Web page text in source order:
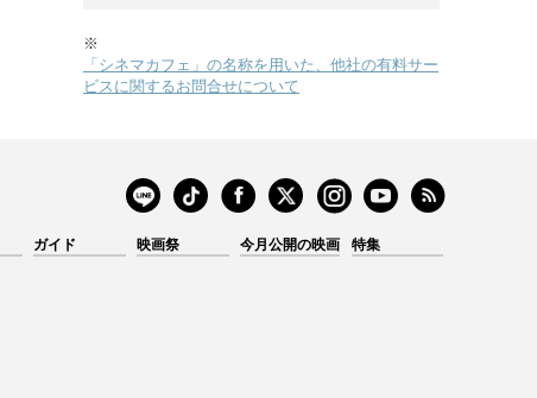
※
「シネマカフェ」の名称を用いた、他社の有料サー
ビスに関するお問合せについて
ガイド 映画祭 今月公開の映画 特集